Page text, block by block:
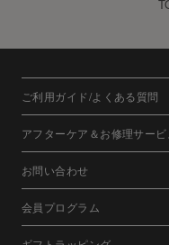
ご利用ガイド/よくある質問
アフターケア＆お修理サービ
お問い合わせ
会員プログラム